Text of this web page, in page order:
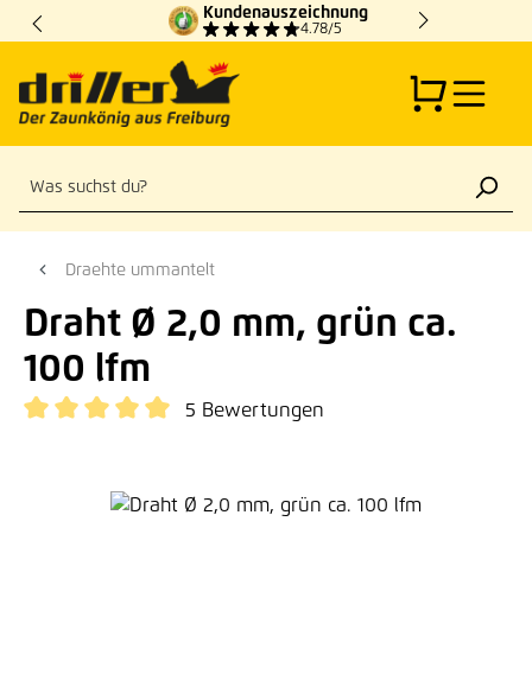
Zum Hauptinhalt springen
Kundenauszeichnung
4.78/5
Draehte ummantelt
Draht Ø 2,0 mm, grün ca.
100 lfm
5 Bewertungen
Bildergalerie überspringen